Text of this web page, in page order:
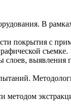
В
покрытия с
съемке.
выявления
методом